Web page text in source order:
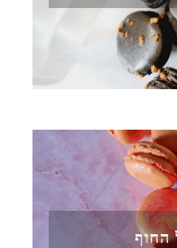
החוף